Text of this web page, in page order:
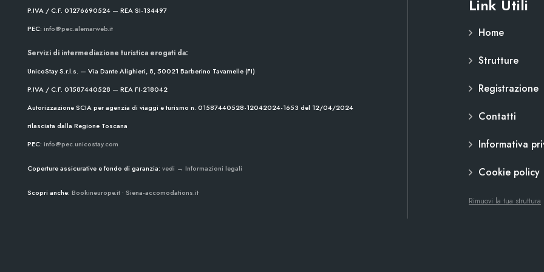
P.IVA / C.F. 01276690524 — REA SI-134497
PEC: info@pec.alemarweb.it
Servizi di intermediazione turistica erogati da:
UnicoStay S.r.l.s. — Via Dante Alighieri, 8, 50021 Barberino Tavarnelle (FI)
P.IVA / C.F. 01587440528 — REA FI-218042
Autorizzazione SCIA per agenzia di viaggi e turismo n. 01587440528-12042024-1653 del 12/04/2024
rilasciata dalla Regione Toscana
PEC: info@pec.unicostay.com
Coperture assicurative e fondo di garanzia: vedi → Informazioni legali
Scopri anche: Bookineurope.it • Siena-accomodations.it
Link Utili
Home
Strutture
Registrazione
Contatti
Informativa
Cookie policy
Rimuovi la tua struttura